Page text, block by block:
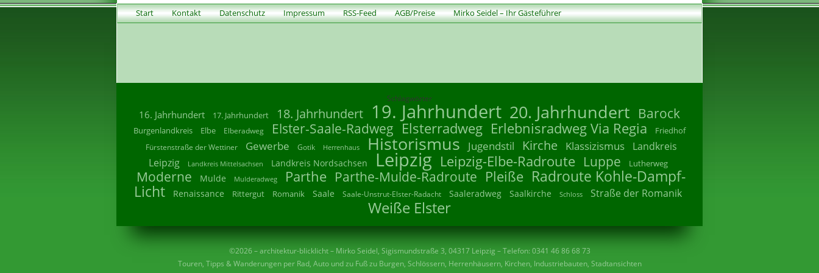
Start Kontakt Datenschutz Impressum RSS-Feed AGB/Preise Mirko Seidel – Ihr Gästeführer
Schlagwörter
16. Jahrhundert 17. Jahrhundert 18. Jahrhundert 19. Jahrhundert 20. Jahrhundert Barock
Burgenlandkreis Elbe Elberadweg Elster-Saale-Radweg Elsterradweg Erlebnisradweg Via Regia Friedhof
Fürstenstraße der Wettiner Gewerbe Gotik Herrenhaus Historismus Jugendstil Kirche Klassizismus
Landkreis
Leipzig
Landkreis Mittelsachsen Landkreis Nordsachsen Leipzig Leipzig-Elbe-Radroute Luppe Lutherweg
Moderne Mulde Mulderadweg Parthe Parthe-Mulde-Radroute Pleiße Radroute Kohle-Dampf-
Licht
Renaissance Rittergut Romanik Saale Saale-Unstrut-Elster-Radacht Saaleradweg Saalkirche Schloss Straße der Romanik
Weiße Elster
©2026 – architektur-blicklicht – Mirko Seidel, Sigismundstraße 3, 04317 Leipzig – Telefon: 0341 46 86 68 73
Touren, Tipps & Wanderungen per Rad, Auto und zu Fuß zu Burgen, Schlössern, Herrenhäusern, Kirchen, Industriebauten, Stadtansichten